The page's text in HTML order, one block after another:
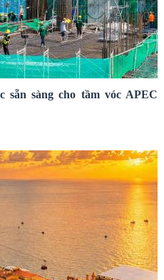
sẵn sàng cho tầm vóc APEC